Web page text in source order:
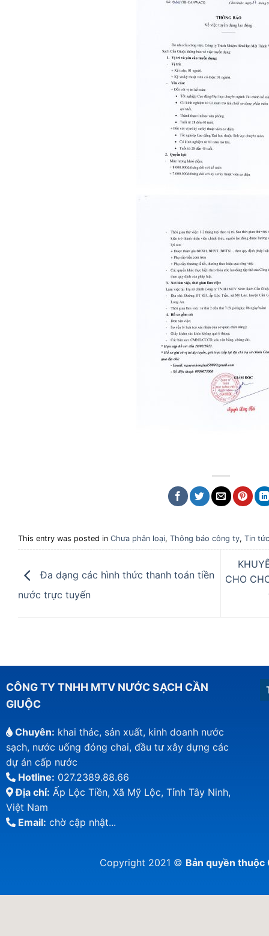
This entry was posted in Chưa phân loại, Thông báo công ty, Tin tức
Đa dạng các hình thức thanh toán tiền
nước trực tuyến
CHO
CÔNG TY TNHH MTV NƯỚC SẠCH CẦN
GIUỘC
Chuyên: khai thác, sản xuất, kinh doanh nước
sạch, nước uống đóng chai, đầu tư xây dựng các
dự án cấp nước
Hotline: 027.2389.88.66
Địa chỉ: Ấp Lộc Tiền, Xã Mỹ Lộc, Tỉnh Tây Ninh,
Việt Nam
Email: chờ cập nhật...
Copyright 2021 © Bản quyền thuộc